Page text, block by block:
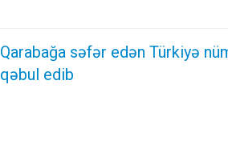
Qarabağa səfər edən Türkiyə
qəbul edib